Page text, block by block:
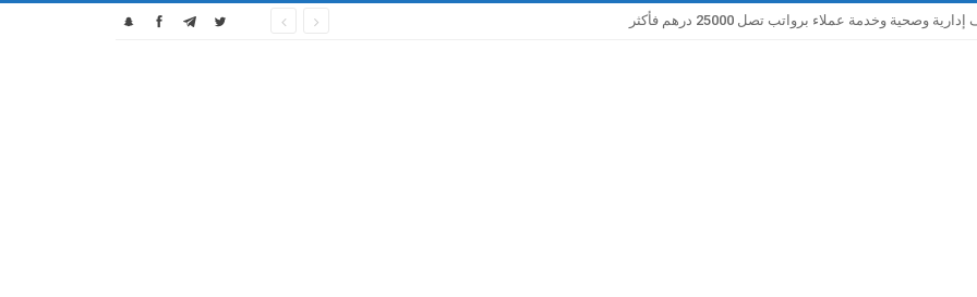
وخدمة عملاء برواتب تصل 25000 درهم فأكثر